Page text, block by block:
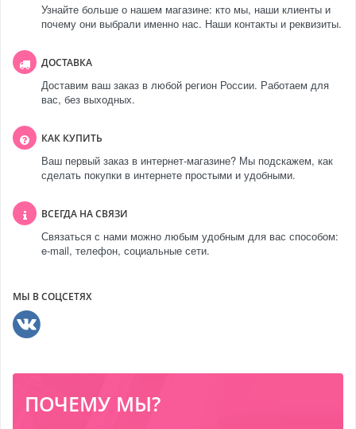
Узнайте больше о нашем магазине: кто мы, наши клиенты и
почему они выбрали именно нас. Наши контакты и реквизиты.
ДОСТАВКА
Доставим ваш заказ в любой регион России. Работаем для
вас, без выходных.
КАК КУПИТЬ
Ваш первый заказ в интернет-магазине? Мы подскажем, как
сделать покупки в интернете простыми и удобными.
ВСЕГДА НА СВЯЗИ
Связаться с нами можно любым удобным для вас способом:
e-mail, телефон, социальные сети.
МЫ В СОЦСЕТЯХ
ПОЧЕМУ МЫ?